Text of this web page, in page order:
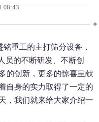
08:43
铭重工的主打筛分设备，
员的不断研发、不断创
的创新，更多的惊喜呈献
自身的实力取得了一定的
，我们就来给大家介绍一